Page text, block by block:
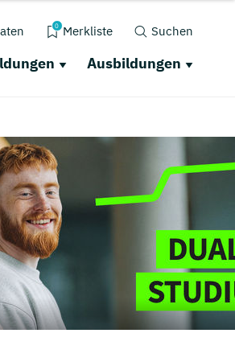
0 Merkliste Suchen
Ausbildungen